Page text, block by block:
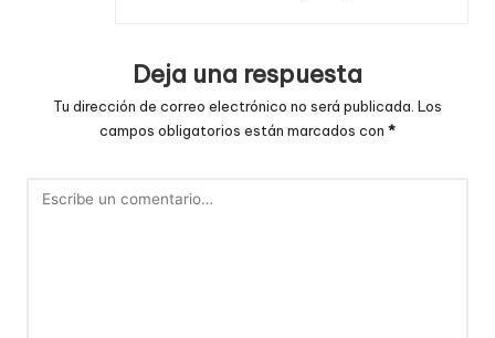
Deja una respuesta
Tu dirección de correo electrónico no será publicada. Los
campos obligatorios están marcados con *